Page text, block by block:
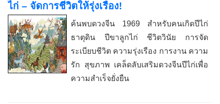
ไก่ – จัดการชีวิตให้รุ่งเรือง!
ค้นพบดวงจีน 1969 สำหรับคนเกิดปีไก่
ธาตุดิน ปีขาลูกไก่ ชีวิตวินัย การจัด
ระเบียบชีวิต ความรุ่งเรือง การงาน ความ
รัก สุขภาพ เคล็ดลับเสริมดวงจีนปีไก่เพื่อ
ความสำเร็จยั่งยืน